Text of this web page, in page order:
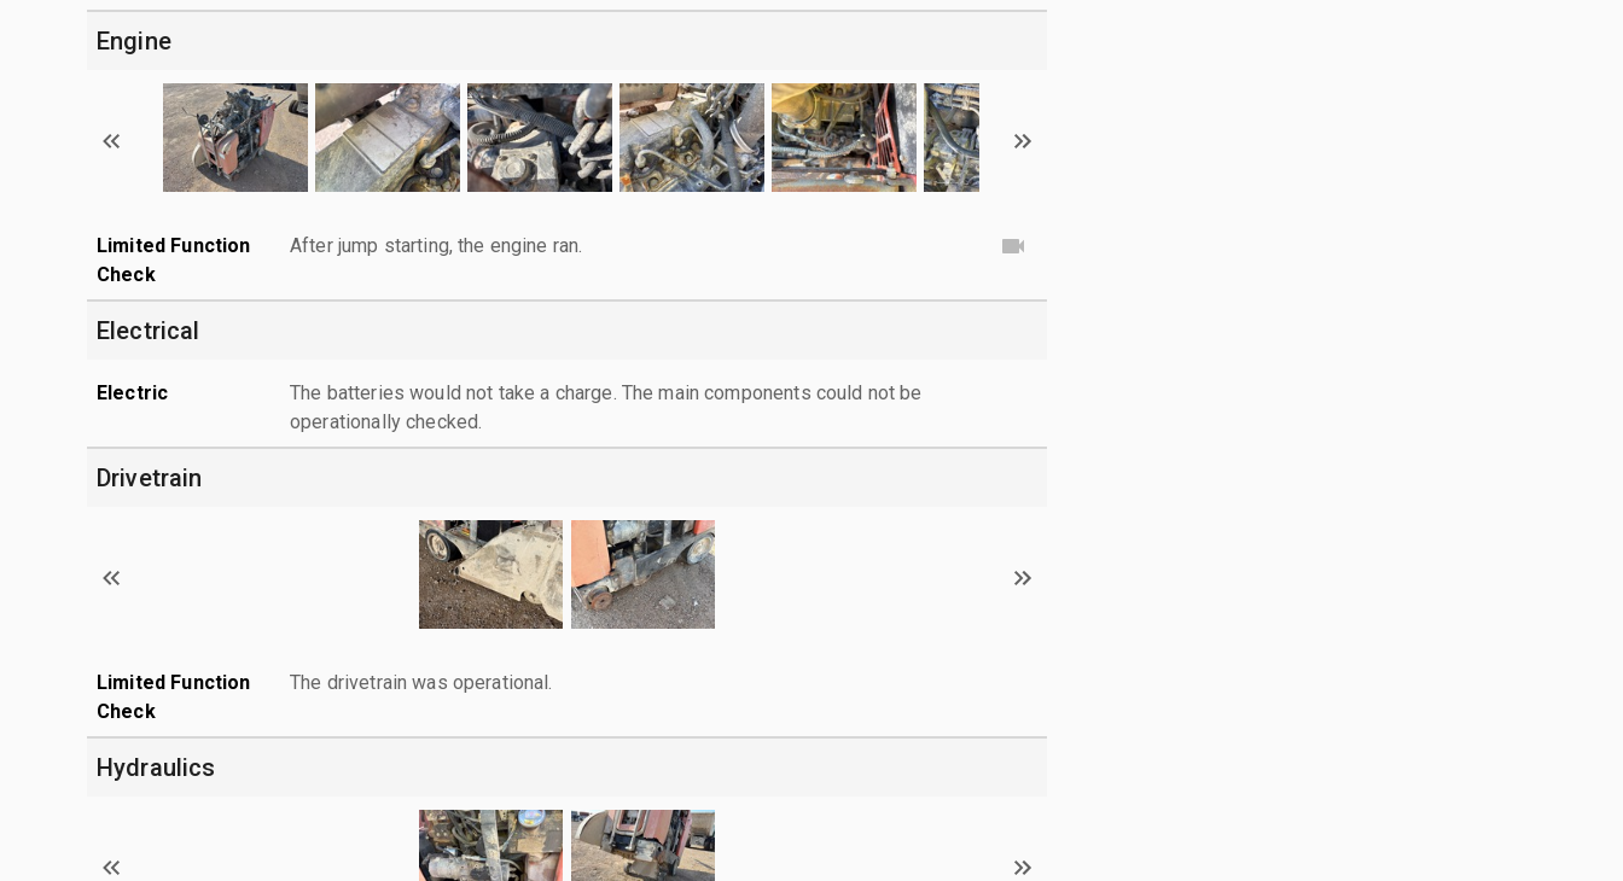
Engine
Limited Function
Check
After jump starting, the engine ran.
Electrical
Electric
The batteries would not take a charge. The main components could not be
operationally checked.
Drivetrain
Limited Function
Check
The drivetrain was operational.
Hydraulics